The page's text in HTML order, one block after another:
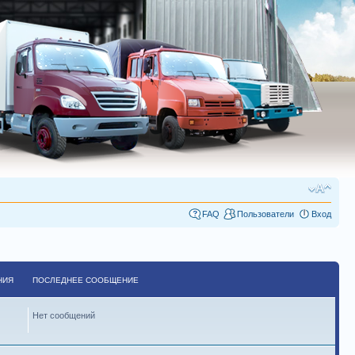
FAQ Пользователи Вход
ПОСЛЕДНЕЕ СООБЩЕНИЕ
Нет сообщений